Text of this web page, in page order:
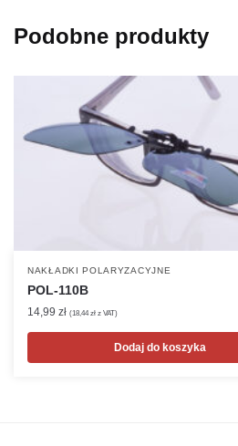
Podobne produkty
NAKŁADKI POLARYZACYJNE
POL-110B
14,99 zł (18,44 zł z VAT)
Dodaj do koszyka